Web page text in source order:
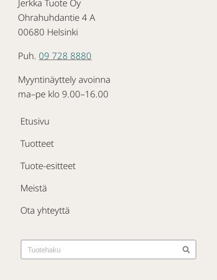
Jerkka Tuote Oy
Ohrahuhdantie 4 A
00680 Helsinki
Puh. 09 728 8880
Myyntinäyttely avoinna
ma–pe klo 9.00–16.00
Etusivu
Tuotteet
Tuote-esitteet
Meistä
Ota yhteyttä